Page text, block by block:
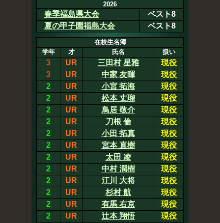
2026
春季福島県大会
ベスト8
夏の甲子園福島大会
ベスト8
在校生名簿
学年
才 氏名 扱い
3 UR 三田村 星雅
現役
3
UR 中家 友暉
現役
2
UR 小宮 拓海
現役
2
UR 松本 丈瑠
現役
2
UR 鳥居 敬介
現役
2
UR 刀根 倫
現役
2
UR 小田 拓真
現役
2
UR 宮本 直樹
現役
2
UR 太田 凌
現役
2
UR 中村 潤樹
現役
2
UR 江川 大将
現役
2
UR 杉村 航
現役
2
UR 有馬 右京
現役
2
UR 辻本 翔悟
現役